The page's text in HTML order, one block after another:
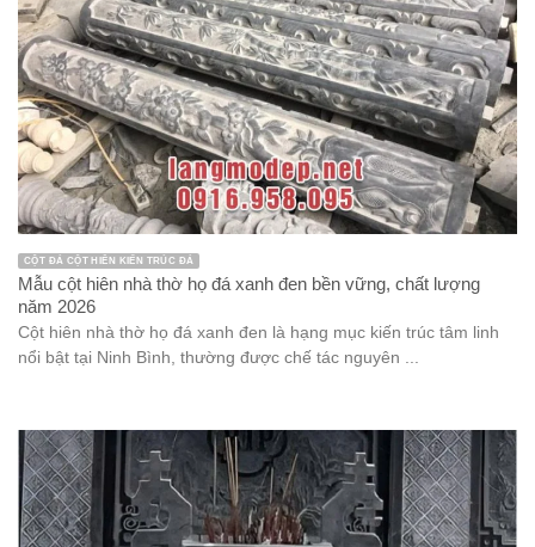
CỘT ĐÁ CỘT HIÊN KIẾN TRÚC ĐÁ
Mẫu cột hiên nhà thờ họ đá xanh đen bền vững, chất lượng
năm 2026
Cột hiên nhà thờ họ đá xanh đen là hạng mục kiến trúc tâm linh
nổi bật tại Ninh Bình, thường được chế tác nguyên ...